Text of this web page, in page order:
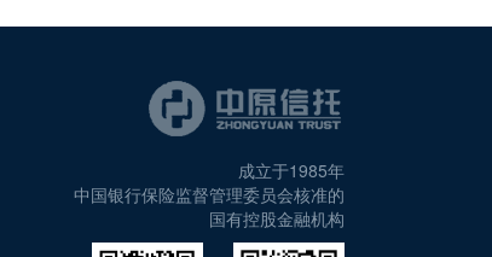
成立于1985年
中国银行保险监督管理委员会核准的
国有控股金融机构